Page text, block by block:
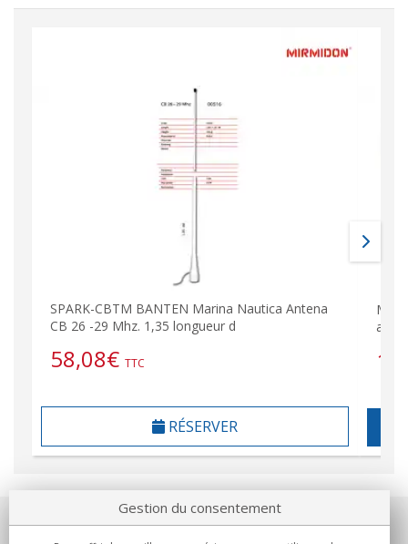
SPARK-CBTM BANTEN Marina Nautica Antena
CB 26 -29 Mhz. 1,35 longueur d
58,08€ TTC
RÉSERVER
Gestion du consentement